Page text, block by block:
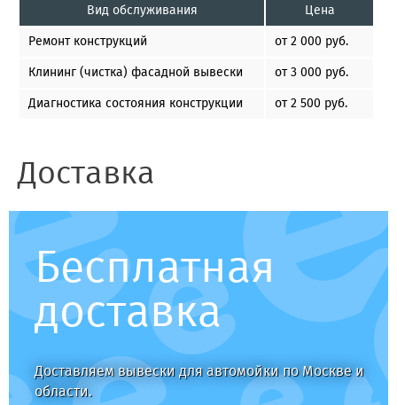
Вид обслуживания
Цена
Ремонт конструкций
от 2 000 руб.
Клининг (чистка) фасадной вывески
от 3 000 руб.
Диагностика состояния конструкции
от 2 500 руб.
Доставка
Бесплатная
доставка
Доставляем вывески для автомойки по Москве и
области.